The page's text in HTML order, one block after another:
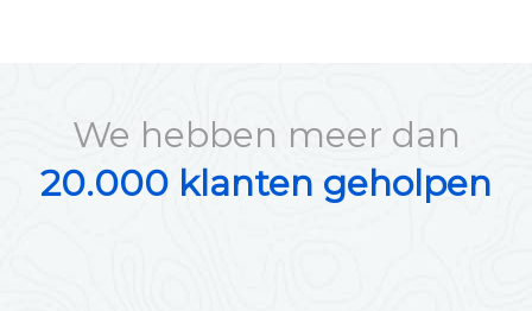
We hebben meer dan
20.000 klanten geholpen